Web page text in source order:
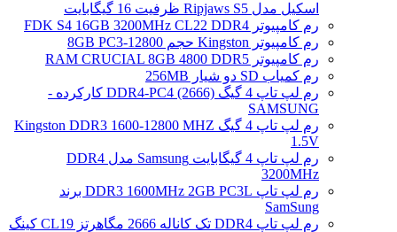
اسکیل مدل Ripjaws S5 ظرفیت 16 گیگابایت
رم کامپیوتر FDK S4 16GB 3200MHz CL22 DDR4
رم کامپیوتر Kingston حجم 8GB PC3-12800
رم کامپیوتر RAM CRUCIAL 8GB 4800 DDR5
رم کمیاب SD دو شیار 256MB
رم لپ تاپ 4 گیگ DDR4-PC4 (2666) کارکرده -
SAMSUNG
رم لپ تاپ 4 گیگ Kingston DDR3 1600-12800 MHZ
1.5V
رم لپ تاپ 4 گیگابایت Samsung مدل DDR4
3200MHz
رم لپ تاپ DDR3 1600MHz 2GB PC3L برند
SamSung
رم لپ تاپ DDR4 تک کاناله 2666 مگاهرتز CL19 کینگ